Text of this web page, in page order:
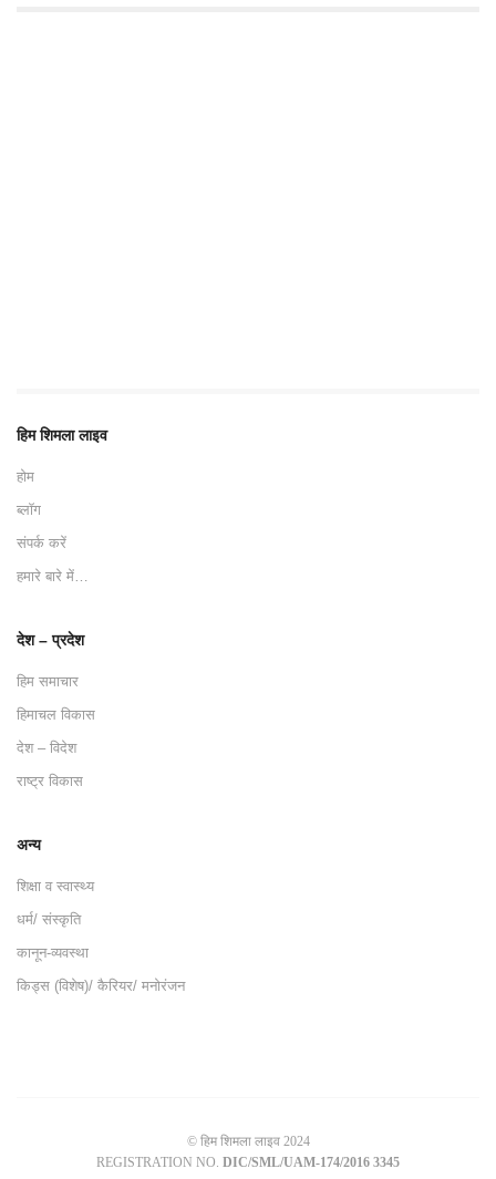
हिम शिमला लाइव
होम
ब्लॉग
संपर्क करें
हमारे बारे में…
देश – प्रदेश
हिम समाचार
हिमाचल विकास
देश – विदेश
राष्ट्र विकास
अन्य
शिक्षा व स्वास्थ्य
धर्म/ संस्कृति
कानून-व्यवस्था
किड्स (विशेष)/ कैरियर/ मनोरंजन
© हिम शिमला लाइव 2024
REGISTRATION NO. DIC/SML/UAM-174/2016 3345